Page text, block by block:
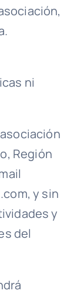
.
ni
Región
y sin
y
del